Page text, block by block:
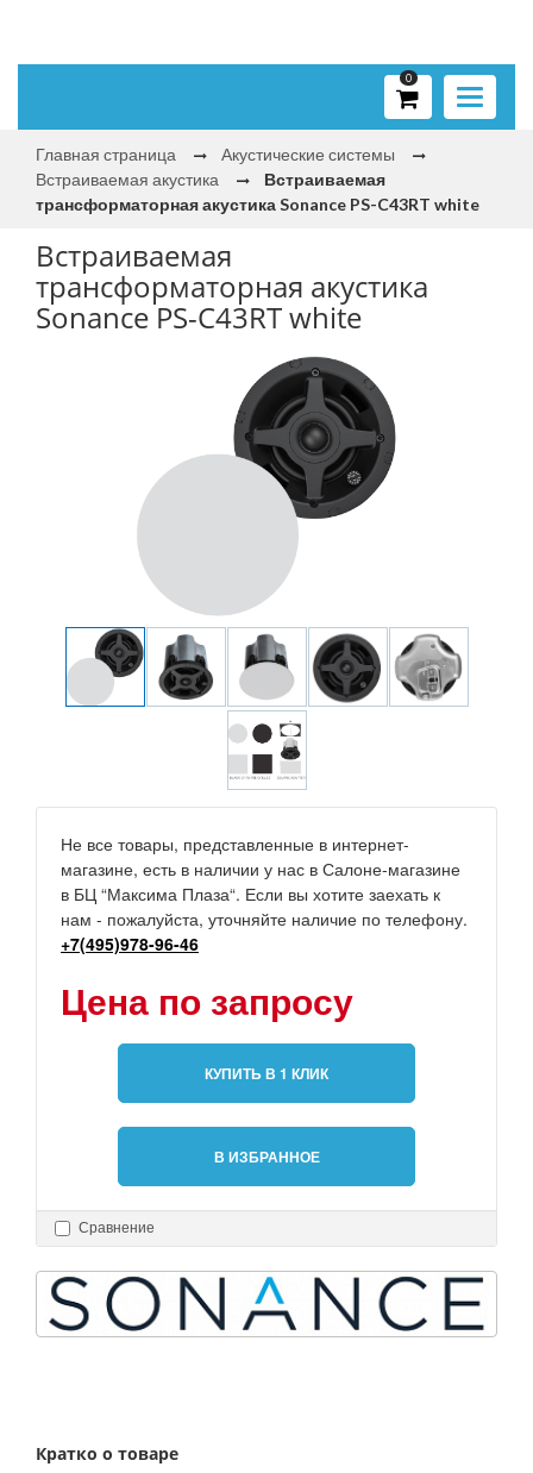
Toggle
0
Главная страница
Акустические системы
Встраиваемая акустика
Встраиваемая
трансформаторная акустика Sonance PS-C43RT white
Встраиваемая
трансформаторная акустика
Sonance PS-C43RT white
Не все товары, представленные в интернет-
магазине, есть в наличии у нас в Салоне-магазине
в БЦ “Максима Плаза“. Если вы хотите заехать к
нам - пожалуйста, уточняйте наличие по телефону.
+7(495)978-96-46
Цена по запросу
КУПИТЬ В 1 КЛИК
В ИЗБРАННОЕ
Сравнение
Кратко о товаре